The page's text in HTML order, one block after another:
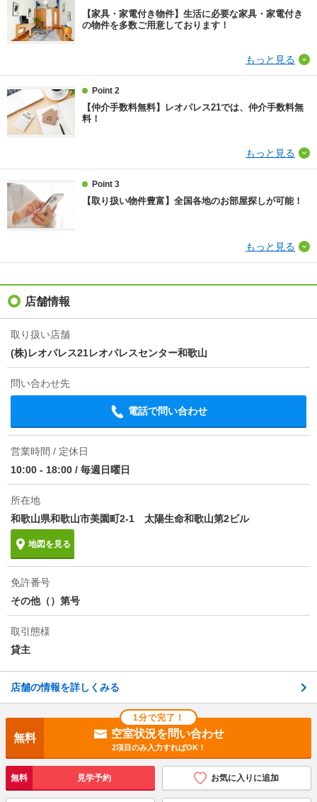
損保 要
0～120％で変動有）※記載金額は120％の場合
ほか初期費用
合計8.67万円（内訳：退去時清掃費52250円、鍵交換
費16500円、抗菌施工（任意）18040円（税込））
その他諸費用
不要
情報更新日
【家具・家電付き物件】生活に必要な家具・家電付き
の物件を多数ご用意しております！
もっと見る
Point 2
【仲介手数料無料】レオパレス21では、仲介手数料無
料！
もっと見る
Point 3
【取り扱い物件豊富】全国各地のお部屋探しが可能！
もっと見る
店舗情報
取り扱い店舗
(株)レオパレス21レオパレスセンター和歌山
問い合わせ先
電話で問い合わせ
営業時間 / 定休日
10:00 - 18:00 / 毎週日曜日
所在地
和歌山県和歌山市美園町2-1 太陽生命和歌山第2ビル
地図を見る
免許番号
その他（）第号
取引態様
貸主
店舗の情報を詳しくみる
1分で完了！
無料 空室状況を問い合わせ
2項目のみ入力すればOK！
無料 見学予約 お気に入りに追加